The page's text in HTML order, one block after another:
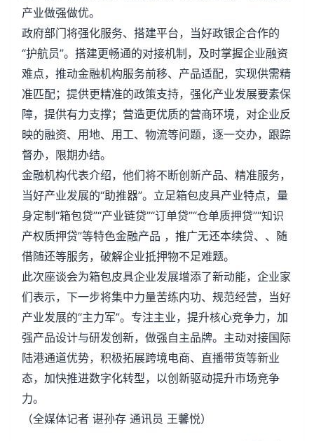
产业做强做优。
政府部门将强化服务、搭建平台，当好政银企合作的
“护航员”。搭建更畅通的对接机制，及时掌握企业融资
难点，推动金融机构服务前移、产品适配，实现供需精
准匹配；提供更精准的政策支持，强化产业发展要素保
障，提供有力支撑；营造更优质的营商环境，对企业反
映的融资、用地、用工、物流等问题，逐一交办，跟踪
督办，限期办结。
金融机构代表介绍，他们将不断创新产品、精准服务，
当好产业发展的“助推器”。立足箱包皮具产业特点，量
身定制“箱包贷”“产业链贷”“订单贷”“仓单质押贷”“知识
产权质押贷”等特色金融产品 ，推广无还本续贷、、随
借随还等服务，破解企业抵押物不足难题。
此次座谈会为箱包皮具企业发展增添了新动能，企业家
们表示，下一步将集中力量苦练内功、规范经营，当好
产业发展的“主力军”。专注主业，提升核心竞争力，加
强产品设计与研发创新，做强自主品牌。主动对接国际
陆港通道优势，积极拓展跨境电商、直播带货等新业
态，加快推进数字化转型，以创新驱动提升市场竞争
力。
（全媒体记者 谌孙存 通讯员 王馨悦）